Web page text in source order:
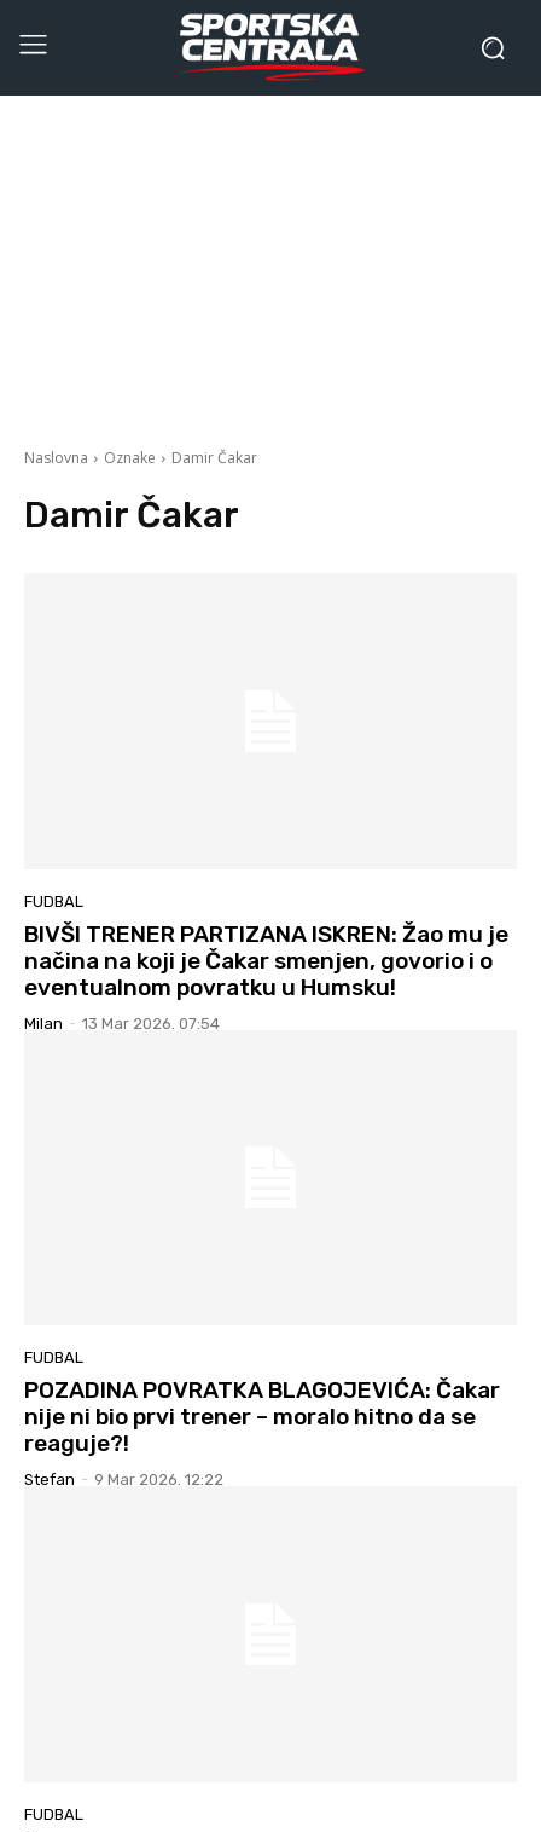
Naslovna Oznake Damir Čakar
Damir Čakar
FUDBAL
BIVŠI TRENER PARTIZANA ISKREN: Žao mu je
načina na koji je Čakar smenjen, govorio i o
eventualnom povratku u Humsku!
Milan - 13 Mar 2026. 07:54
FUDBAL
POZADINA POVRATKA BLAGOJEVIĆA: Čakar
nije ni bio prvi trener – moralo hitno da se
reaguje?!
Stefan - 9 Mar 2026. 12:22
FUDBAL